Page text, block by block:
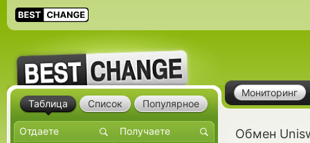
Мониторинг
Обмен
Таблица Список Популярное